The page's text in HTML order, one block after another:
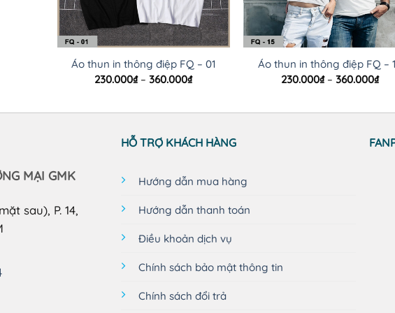
Áo thun in thông điệp FQ – 01
230.000₫ – 360.000₫Khoảng
230.000₫
Áo thun in thông điệp FQ –
230.000₫ – 360.000₫
MẠI GMK
sau), P. 14,
HỖ TRỢ KHÁCH HÀNG
Hướng dẫn mua hàng
Hướng dẫn thanh toán
Điều khoản dịch vụ
Chính sách bảo mật thông tin
Chính sách đổi trả